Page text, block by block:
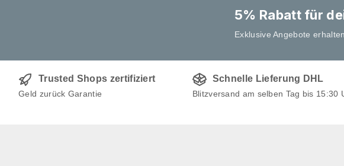
5% Rabatt für
Exklusive Angebote
Trusted Shops zertifiziert
Geld zurück Garantie
Schnelle Lieferung DHL
Blitzversand am selben Tag bis 15:30